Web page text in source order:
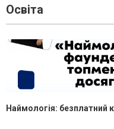
Освіта
Наймологія: безплатний